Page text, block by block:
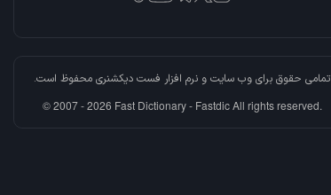
تمامی حقوق برای وب سایت و نرم افزار فست دیکشنریمحفوظ است.
© 2007 - 2026 Fast Dictionary - Fastdic All rights reserved.